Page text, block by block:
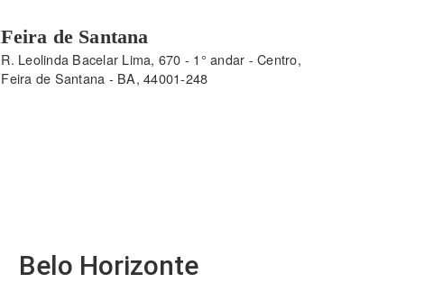
Feira de Santana
R. Leolinda Bacelar Lima, 670 - 1° andar - Centro,
Feira de Santana - BA, 44001-248
Belo Horizonte